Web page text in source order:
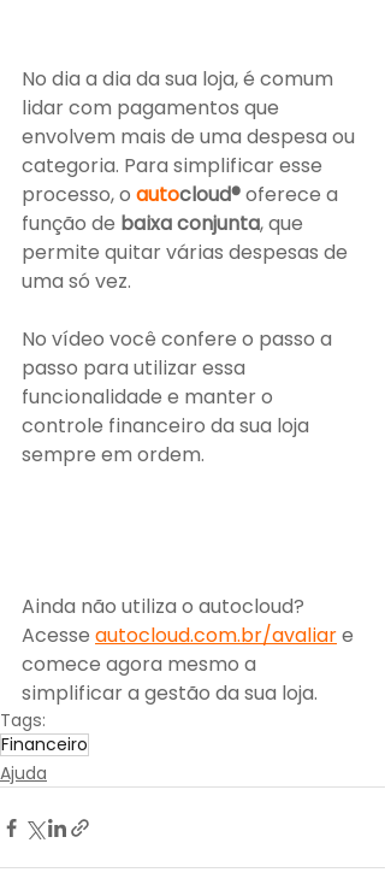
No dia a dia da sua loja, é comum
lidar com pagamentos que
envolvem mais de uma despesa ou
categoria. Para simplificar esse
processo, o autocloud® oferece a
função de baixa conjunta, que
permite quitar várias despesas de
uma só vez.
No vídeo você confere o passo a
passo para utilizar essa
funcionalidade e manter o
controle financeiro da sua loja
sempre em ordem.
Ainda não utiliza o autocloud?
Acesse autocloud.com.br/avaliar e
comece agora mesmo a
simplificar a gestão da sua loja.
Tags:
Financeiro
Ajuda